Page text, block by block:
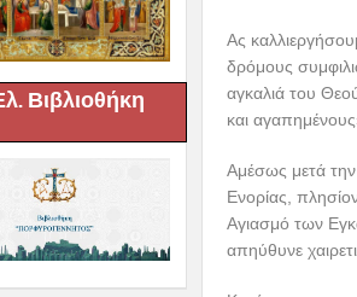
Βιβλιοθήκη
Ας
δρόμους
αγκαλιά του
και
Αμέσως μετά την
Ενορίας,
Αγιασμό των
απηύθυνε